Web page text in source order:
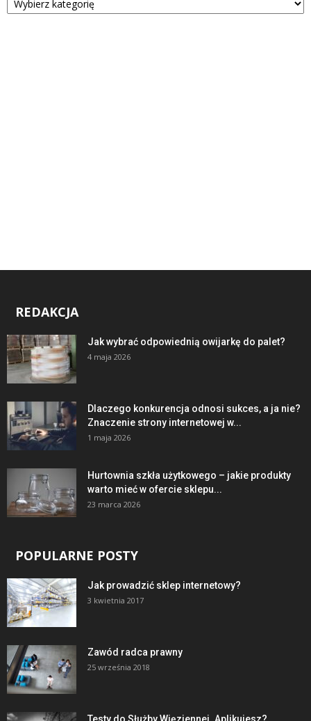
REDAKCJA
Jak wybrać odpowiednią owijarkę do palet?
4 maja 2026
Dlaczego konkurencja odnosi sukces, a ja nie?
Znaczenie strony internetowej w...
1 maja 2026
Hurtownia szkła użytkowego – jakie produkty
warto mieć w ofercie sklepu...
23 marca 2026
POPULARNE POSTY
Jak prowadzić sklep internetowy?
3 kwietnia 2017
Zawód radca prawny
25 września 2018